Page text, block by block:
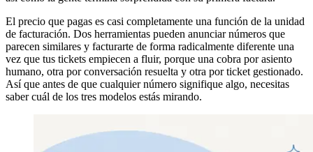
El precio que pagas es casi completamente una función de la unidad
de facturación. Dos herramientas pueden anunciar números que
parecen similares y facturarte de forma radicalmente diferente una
vez que tus tickets empiecen a fluir, porque una cobra por asiento
humano, otra por conversación resuelta y otra por ticket gestionado.
Así que antes de que cualquier número signifique algo, necesitas
saber cuál de los tres modelos estás mirando.